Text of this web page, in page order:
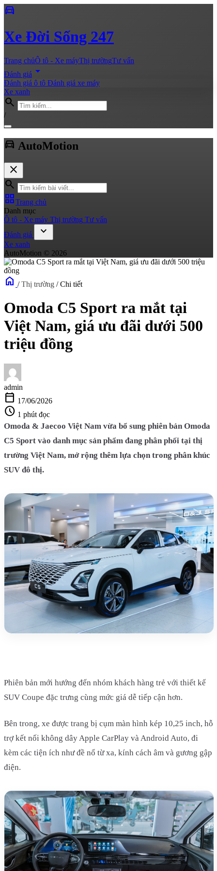
directions_car
Xe Đời Sống 247
Trang chủÔ tô - Xe máyThị trườngTư vấn
Đánh giá arrow_drop_down
Đánh giá ô tô Đánh giá xe máy
Xe xanh
search
/
directions_car AutoMotion
close
search
grid_viewTrang chủ
Danh mục
Ô tô - Xe máy Thị trường Tư vấn
Đánh giá
expand_more
Xe xanh
AutoMotion © 2026
home / Thị trường / Chi tiết
Omoda C5 Sport ra mắt tại
Việt Nam, giá ưu đãi dưới 500
triệu đồng
admin
calendar_today 17/06/2026
schedule 1 phút đọc
Omoda & Jaecoo Việt Nam vừa bổ sung phiên bản Omoda
C5 Sport vào danh mục sản phẩm đang phân phối tại thị
trường Việt Nam, mở rộng thêm lựa chọn trong phân khúc
SUV đô thị.
Phiên bản mới hướng đến nhóm khách hàng trẻ với thiết kế
SUV Coupe đặc trưng cùng mức giá dễ tiếp cận hơn.
Bên trong, xe được trang bị cụm màn hình kép 10,25 inch, hỗ
trợ kết nối không dây Apple CarPlay và Android Auto, đi
kèm các tiện ích như đề nổ từ xa, kính cách âm và gương gập
điện.